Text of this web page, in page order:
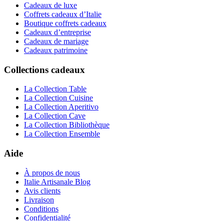
Cadeaux de luxe
Coffrets cadeaux d’Italie
Boutique coffrets cadeaux
Cadeaux d’entreprise
Cadeaux de mariage
Cadeaux patrimoine
Collections cadeaux
La Collection Table
La Collection Cuisine
La Collection Aperitivo
La Collection Cave
La Collection Bibliothèque
La Collection Ensemble
Aide
À propos de nous
Italie Artisanale Blog
Avis clients
Livraison
Conditions
Confidentialité